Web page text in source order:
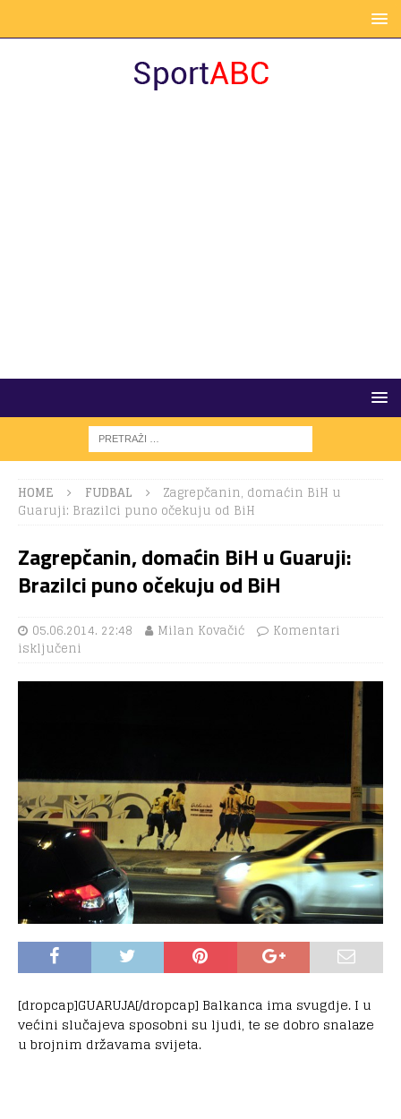
HOME FUDBAL
Zagrepčanin, domaćin BiH u
Guaruji: Brazilci puno očekuju od BiH
Zagrepčanin, domaćin BiH u Guaruji:
Brazilci puno očekuju od BiH
05.06.2014. 22:48 Milan Kovačić
Komentari
isključeni
[dropcap]GUARUJA[/dropcap] Balkanca ima svugdje. I u
većini slučajeva sposobni su ljudi, te se dobro snalaze
u brojnim državama svijeta.